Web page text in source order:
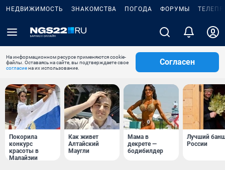
НЕДВИЖИМОСТЬ ЗНАКОМСТВА ПОГОДА ФОРУМЫ
На информационном ресурсе применяются cookie-
файлы. Оставаясь на сайте, вы подтверждаете свое
согласиена их использование.
Согласен
Покорила
конкурс
красоты в
Малайзии
Как живет
Алтайский
Маугли
Мама в
декрете —
бодибилдер
Лучший
России